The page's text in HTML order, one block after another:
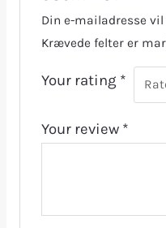
Din e-mailadresse
Krævede felter er
Your rating *
Your review *